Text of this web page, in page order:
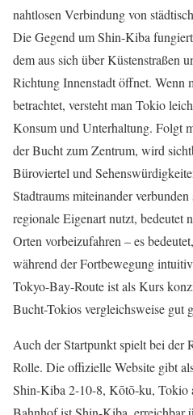
nahtlosen Verbindung von
Die Gegend um Shin-Kiba
dem aus sich über Küstenstraßen
Richtung Innenstadt öffnet. Wenn
betrachtet, versteht man Tokio
Konsum und Unterhaltung. Folgt
der Bucht zum Zentrum, wird
Büroviertel und
Stadtraums miteinander
regionale Eigenart nutzt, bedeutet
Orten vorbeizufahren – es
während der Fortbewegung
Tokyo-Bay-Route ist als Kurs
Bucht-Tokios vergleichsweise gut
Auch der Startpunkt spielt bei der
Rolle. Die offizielle Website gibt
Shin-Kiba 2-10-8, Kōtō-ku, Tokio